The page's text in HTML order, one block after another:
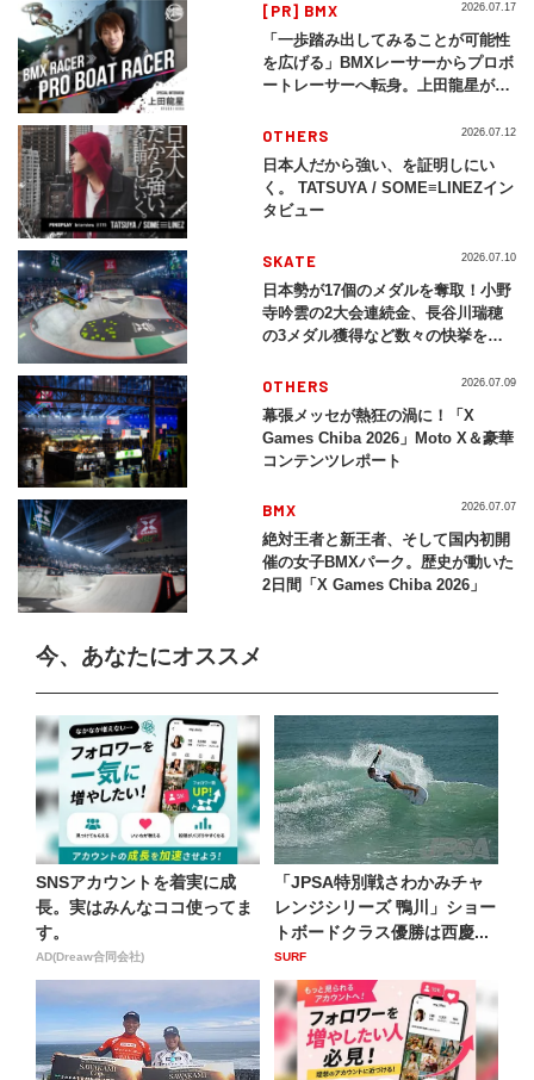
[PR] BMX
「一歩踏み出してみることが可能性
を広げる」BMXレーサーからプロボ
ートレーサーへ転身。上田龍星が体
2026.07.17
OTHERS
日本人だから強い、を証明しにい
く。 TATSUYA / SOME≡LINEZイン
タビュー
2026.07.12
SKATE
日本勢が17個のメダルを奪取！小野
寺吟雲の2大会連続金、長谷川瑞穂
の3メダル獲得など数々の快挙をプ
2026」
2026.07.10
OTHERS
幕張メッセが熱狂の渦に！「X
Games Chiba 2026」Moto X＆豪華
コンテンツレポート
2026.07.09
BMX
絶対王者と新王者、そして国内初開
催の女子BMXパーク。歴史が動いた
2日間「X Games Chiba 2026」
2026.07.07
今、あなたにオススメ
SNSアカウントを着実に成
長。実はみんなココ使ってま
す。
AD(Dreaw合同会社)
「JPSA特別戦さわかみチャ
レンジシリーズ 鴨川」ショー
トボードクラス優勝は西慶...
SURF